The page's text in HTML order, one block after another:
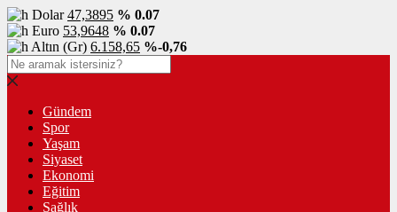
Dolar47,3895 % 0.07
Euro 53,9648 % 0.07
Altın (Gr) 6.158,65 %-0,76
Gündem
Spor
Yaşam
Siyaset
Ekonomi
Eğitim
Sağlık